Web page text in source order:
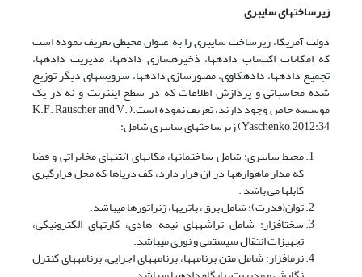
زیرساخت­هایسایبری
دولت آمریکا، زیرساخت سایبری را به عنوان محیطی تعریف نموده است
که امکانات اکتساب داده­ها، ذخیره­سازی داده­ها، مدیریت داده­ها،
تجمیع داده­ها، داده­کاوی، مصورسازی داده­ها، سرویس­های دیگر توزیع
شده محاسباتی و پردازش اطلاعات که در سطح اینترنت و نه در یک
موسسه خاص وجود دارند، تعریف نموده است.( K.F. Rauscher and V.
Yaschenko, 2012:34) زیرساخت­های سایبری شامل:
محیط سایبری: شامل ساختمان­ها، مکان­های آنتن­های مخابراتی و فضا
که مدار ماهواره­ها در آن قرار دارد، کف دریاها که محل قرارگیری
کابل­ها می باشد .
توان(قدرت): شامل برق، باتری­ها، ژنراتورها می­باشد.
سخت­افزار: شامل تراشه­های نیمه هادی، کارت­های الکترونیکی،
تجهیزات انتقال سیستمی و نوری می­باشد.
نرم­افزار: شامل متن برنامه­ها، برنامه­های اجرایی، برنامه­های کنترل